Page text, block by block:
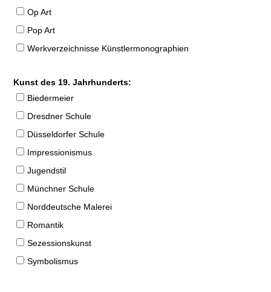
Op Art
Pop Art
Werkverzeichnisse Künstlermonographien
Kunst des 19. Jahrhunderts:
Biedermeier
Dresdner Schule
Düsseldorfer Schule
Impressionismus
Jugendstil
Münchner Schule
Norddeutsche Malerei
Romantik
Sezessionskunst
Symbolismus